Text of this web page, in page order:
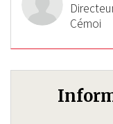
Cémoi